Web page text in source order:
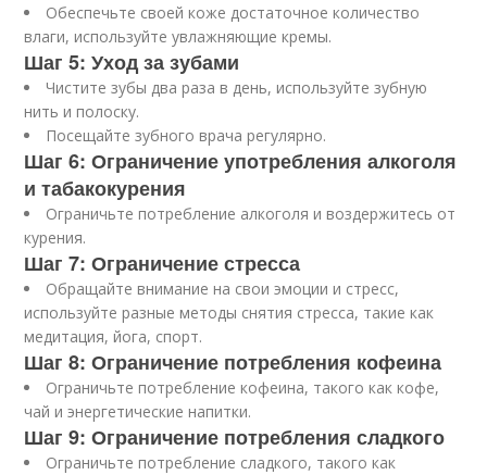
Обеспечьте своей коже достаточное количество
влаги, используйте увлажняющие кремы.
Шаг 5: Уход за зубами
Чистите зубы два раза в день, используйте зубную
нить и полоску.
Посещайте зубного врача регулярно.
Шаг 6: Ограничение употребления алкоголя
и табакокурения
Ограничьте потребление алкоголя и воздержитесь от
курения.
Шаг 7: Ограничение стресса
Обращайте внимание на свои эмоции и стресс,
используйте разные методы снятия стресса, такие как
медитация, йога, спорт.
Шаг 8: Ограничение потребления кофеина
Ограничьте потребление кофеина, такого как кофе,
чай и энергетические напитки.
Шаг 9: Ограничение потребления сладкого
Ограничьте потребление сладкого, такого как